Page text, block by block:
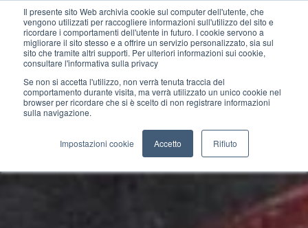
Il presente sito Web archivia cookie sul computer dell'utente, che
vengono utilizzati per raccogliere informazioni sull'utilizzo del sito e
ricordare i comportamenti dell'utente in futuro. I cookie servono a
migliorare il sito stesso e a offrire un servizio personalizzato, sia sul
sito che tramite altri supporti. Per ulteriori informazioni sui cookie,
consultare l'informativa sulla privacy
Se non si accetta l'utilizzo, non verrà tenuta traccia del
comportamento durante visita, ma verrà utilizzato un unico cookie nel
browser per ricordare che si è scelto di non registrare informazioni
sulla navigazione.
Impostazioni cookie Accetto Rifiuto